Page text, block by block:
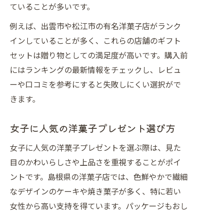
ていることが多いです。
例えば、出雲市や松江市の有名洋菓子店がランク
インしていることが多く、これらの店舗のギフト
セットは贈り物としての満足度が高いです。購入前
にはランキングの最新情報をチェックし、レビュ
ーや口コミを参考にすると失敗しにくい選択がで
きます。
女子に人気の洋菓子プレゼント選び方
女子に人気の洋菓子プレゼントを選ぶ際は、見た
目のかわいらしさや上品さを重視することがポイ
ントです。島根県の洋菓子店では、色鮮やかで繊細
なデザインのケーキや焼き菓子が多く、特に若い
女性から高い支持を得ています。パッケージもおし